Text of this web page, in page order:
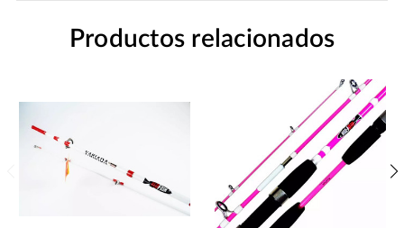
Productos relacionados